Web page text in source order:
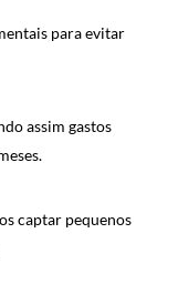
para evitar
assim gastos
captar pequenos